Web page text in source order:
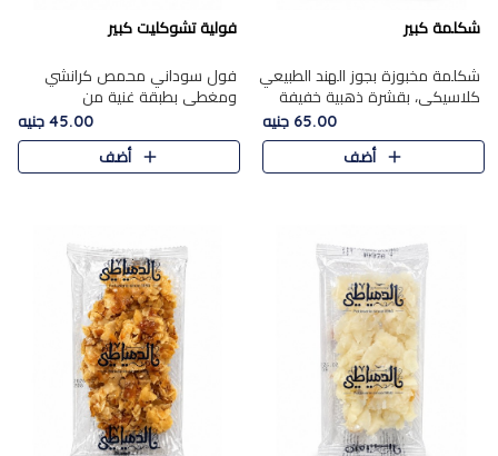
شكلمة كبير
شكلمة مخبوزة بجوز الهند الطبيعي
كلاسيكي، بقشرة ذهبية خفيفة
وقلب طري رطب يذوب في الفم،
تمنحك المذاق الشرقي الحلو الأصيل
التقليدي في كل لقمة.
65.00 جنيه
أضف
فولية تشوكليت كبير
فول سوداني محمص كرانشي
ومغطى بطبقة غنية من
الشوكولاتة، يجمع بين طعم
القرمشة الأصيلة الكلاسكيكية
التقليدية للفول السوداني وحلاوة
45.00 جنيه
أضف